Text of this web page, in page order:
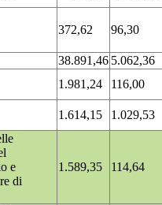
372,62 96,30
38.891,46 5.062,36
1.981,24
116,00
1.614,15
1.029,53
e
di
1.589,35 114,64